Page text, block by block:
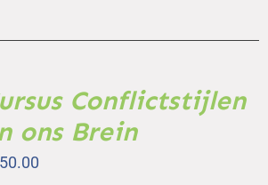
Conflictstijlen
ons Brein